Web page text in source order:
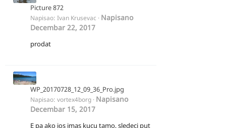
Picture 872
Napisao: Ivan Krusevac · Napisano
Decembar 22, 2017
prodat
WP_20170728_12_09_36_Pro.jpg
Napisao: vortex4borg · Napisano
Decembar 15, 2017
E pa ako jos imas kucu tamo, sledeci put